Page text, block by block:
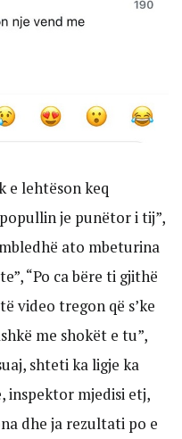
e lehtëson keq
je punëtor i tij”,
ato mbeturina
“Po ca bëre ti gjithë
video tregon që s’ke
me shokët e tu”,
shteti ka ligje ka
inspektor mjedisi etj,
dhe ja rezultati po e